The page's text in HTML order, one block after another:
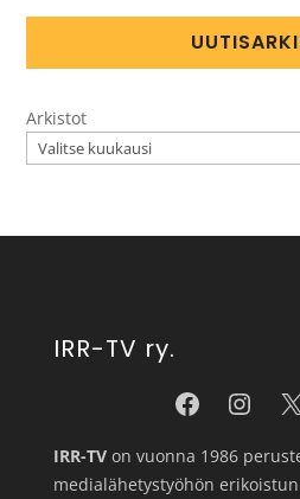
Arkistot
IRR-TV ry.
IRR-TVon vuonna 1986
medialähetystyöhön